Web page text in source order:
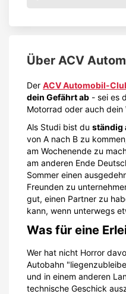
Über ACV
Der ACV Automobil-
dein Gefährt ab - sei es
Motorrad oder auch dein
Als Studi bist du ständig
von A nach B zu
am Wochenende zu
am anderen Ende
Sommer einen
Freunden zu
gut, einen Partner zu
kann, wenn unterwegs
Was für eine
Wer hat nicht Horror
Autobahn
und in einem anderen
technische Geschick